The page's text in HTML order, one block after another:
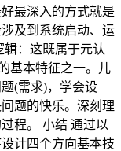
最深入的方式就是
及到系统启动、运
：这既属于元认
基本特征之一。儿
(需求)，学会设
题的快乐。深刻理
程。 小结 通过以
计四个方向基本技